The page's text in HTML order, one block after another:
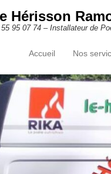
Hérisson
95 07 74 – Installateur de
Primary Menu
Skip to content
Accueil Nos